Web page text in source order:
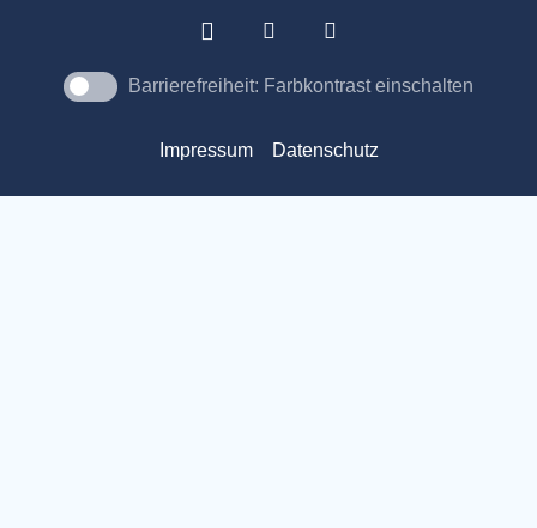
Barrierefreiheit: Farbkontrast einschalten
Impressum Datenschutz